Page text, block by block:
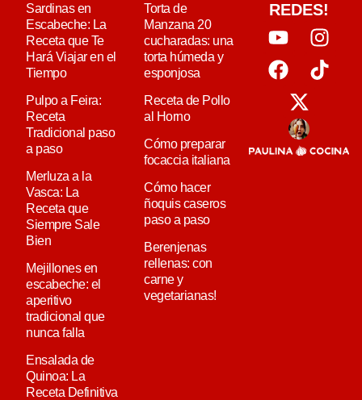
Sardinas en
Escabeche: La
Receta que Te
Hará Viajar en el
Tiempo
Pulpo a Feira:
Receta
Tradicional paso
a paso
Merluza a la
Vasca: La
Receta que
Siempre Sale
Bien
Mejillones en
escabeche: el
aperitivo
tradicional que
nunca falla
Ensalada de
Quinoa: La
Receta Definitiva
Torta de
Manzana 20
cucharadas: una
torta húmeda y
esponjosa
Receta de Pollo
al Horno
Cómo preparar
focaccia italiana
Cómo hacer
ñoquis caseros
paso a paso
Berenjenas
rellenas: con
carne y
vegetarianas!
REDES!